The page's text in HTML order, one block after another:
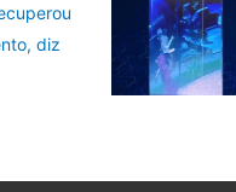
diz